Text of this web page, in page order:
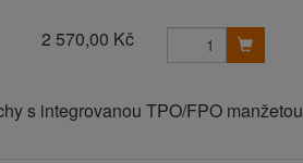
2 570,00 Kč
s integrovanou TPO/FPO manžetou